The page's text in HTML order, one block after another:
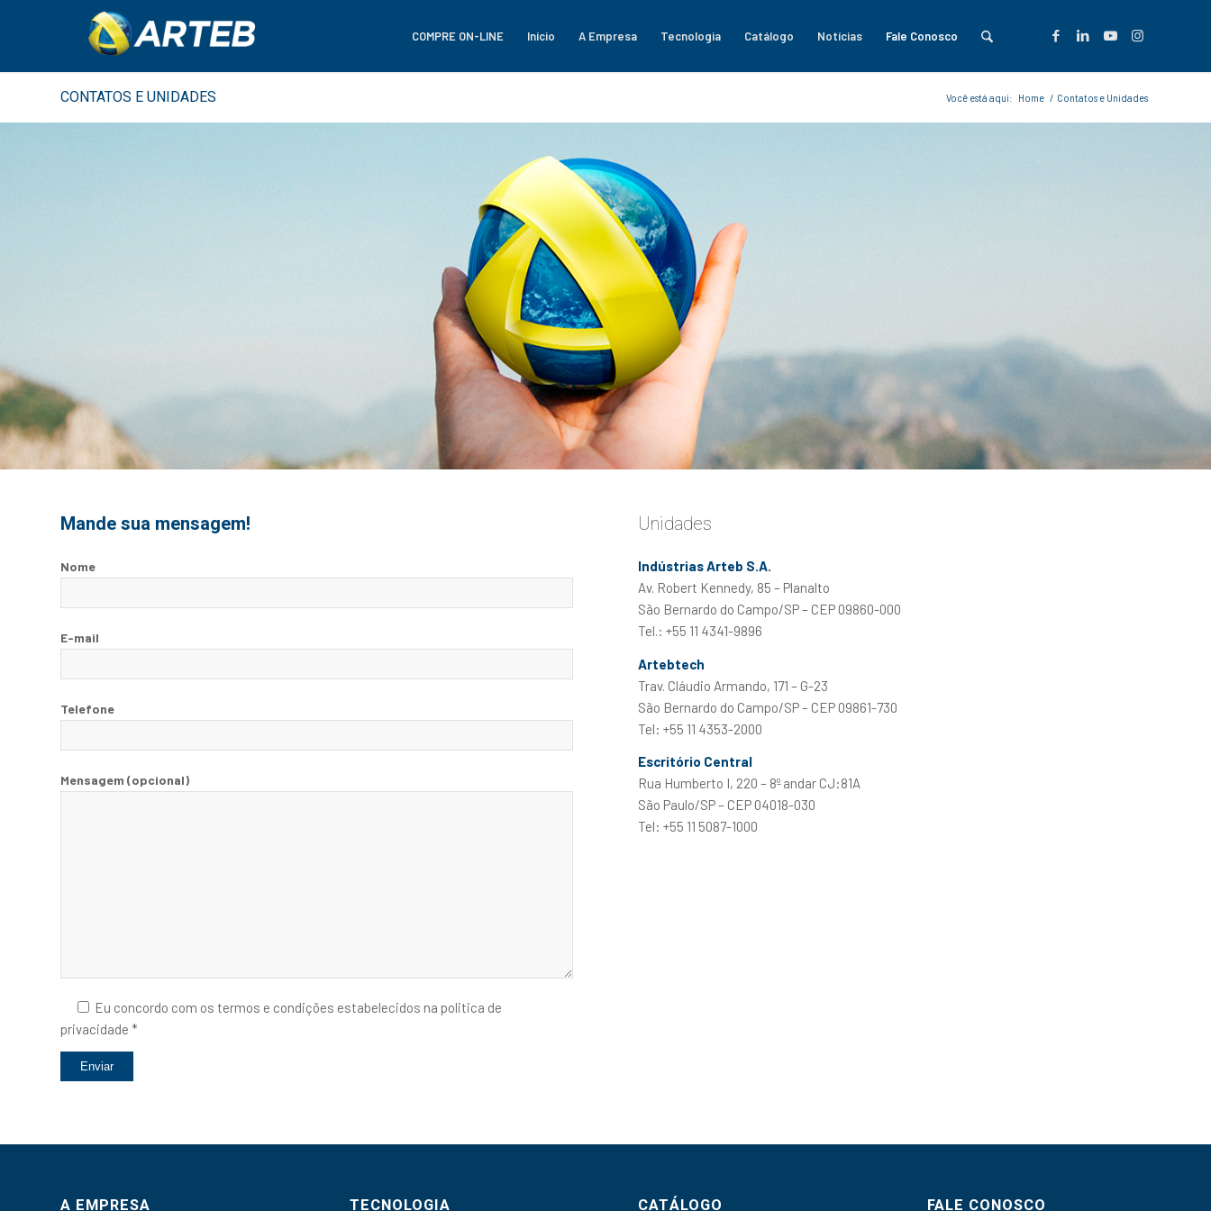
COMPRE ON-LINE Início A Empresa Tecnologia Catálogo Notícias Fale Conosco
CONTATOS E UNIDADES Você está aqui: Home / Contatos e Unidades
Mande sua mensagem!
Nome
E-mail
Telefone
Mensagem (opcional)
Eu concordo com os termos e condições estabelecidos na politica de
privacidade *
Unidades
Indústrias Arteb S.A.
Av. Robert Kennedy, 85 – Planalto
São Bernardo do Campo/SP – CEP 09860-000
Tel.: +55 11 4341-9896
Artebtech
Trav. Cláudio Armando, 171 – G-23
São Bernardo do Campo/SP – CEP 09861-730
Tel: +55 11 4353-2000
Escritório Central
Rua Humberto I, 220 – 8º andar CJ:81A
São Paulo/SP – CEP 04018-030
Tel: +55 11 5087-1000
A EMPRESA TECNOLOGIA CATÁLOGO FALE CONOSCO